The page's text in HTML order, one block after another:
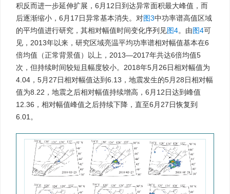
积反而进一步延伸扩展，6月12日到达异常面积最大峰值，而
后逐渐缩小，6月17日异常基本消失。对图3中功率谱高值区域
的平均值进行研究，其相对幅值时间变化序列见图4。由图4可
见，2013年以来，研究区域亮温平均功率谱相对幅值基本在6
倍均值（正常背景值）以上，2013—2017年共达6倍均值5
次，但持续时间较短且幅度较小。2018年5月26日相对幅值为
4.04，5月27日相对幅值达到6.13，地震发生的5月28日相对幅
值为8.22，地震之后相对幅值持续增高，6月12日达到峰值
12.36，相对幅值峰值之后持续下降，直至6月27日恢复到
6.01。